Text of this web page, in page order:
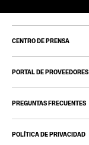
CENTRO DE PRENSA
PORTAL DE PROVEEDORES
PREGUNTAS FRECUENTES
POLÍTICA DE PRIVACIDAD